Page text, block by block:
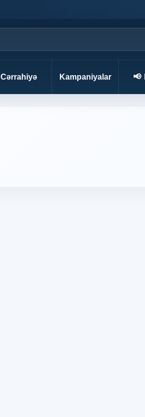
Cərrahiyə Kampaniyalar 📢